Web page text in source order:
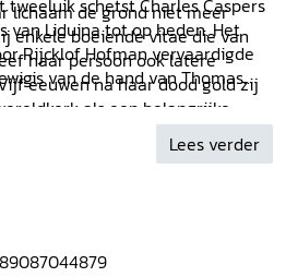
lichaam de grond niet meer
enkele boeiende vitae die van
haar persoon ook latere
eeuwen na haar dood gold zij
als een belangrijke
zieken. Vanaf circa 1960
gelovigen steeds minder aan.
schetst Charles Caspers
van Liduina tot op heden. Het
Rijcklof Hofman vervaardigde
van de hand van Thomas
Lees verder